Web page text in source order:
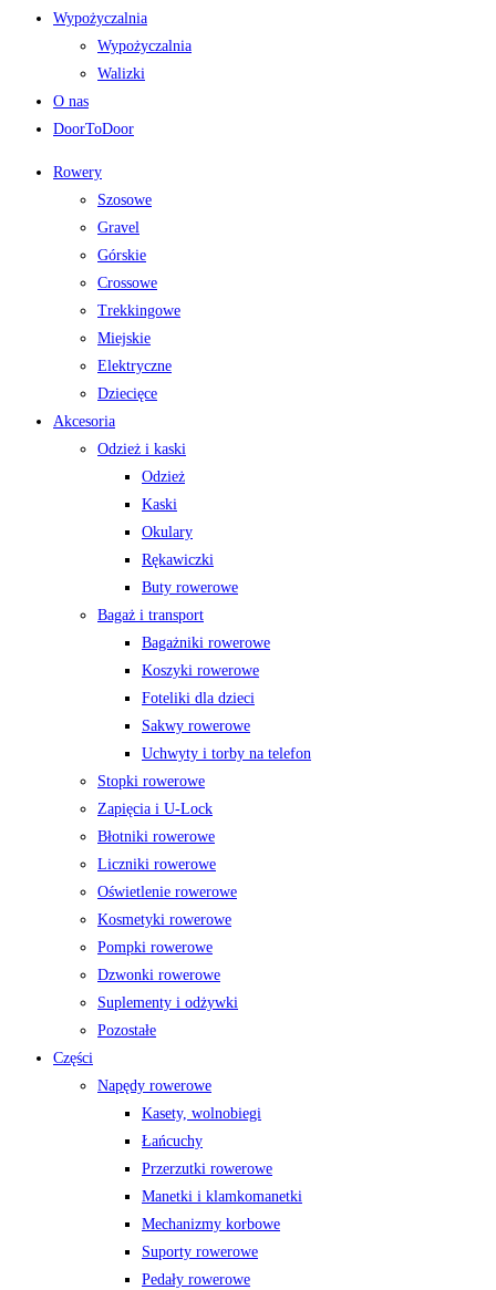
Wypożyczalnia
Wypożyczalnia
Walizki
O nas
DoorToDoor
Rowery
Szosowe
Gravel
Górskie
Crossowe
Trekkingowe
Miejskie
Elektryczne
Dziecięce
Akcesoria
Odzież i kaski
Odzież
Kaski
Okulary
Rękawiczki
Buty rowerowe
Bagaż i transport
Bagażniki rowerowe
Koszyki rowerowe
Foteliki dla dzieci
Sakwy rowerowe
Uchwyty i torby na telefon
Stopki rowerowe
Zapięcia i U-Lock
Błotniki rowerowe
Liczniki rowerowe
Oświetlenie rowerowe
Kosmetyki rowerowe
Pompki rowerowe
Dzwonki rowerowe
Suplementy i odżywki
Pozostałe
Części
Napędy rowerowe
Kasety, wolnobiegi
Łańcuchy
Przerzutki rowerowe
Manetki i klamkomanetki
Mechanizmy korbowe
Suporty rowerowe
Pedały rowerowe